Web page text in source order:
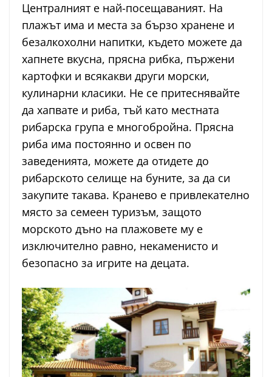
Централният е най-посещаваният. На
плажът има и места за бързо хранене и
безалкохолни напитки, където можете да
хапнете вкусна, прясна рибка, пържени
картофки и всякакви други морски,
кулинарни класики. Не се притеснявайте
да хапвате и риба, тъй като местната
рибарска група е многобройна. Прясна
риба има постоянно и освен по
заведенията, можете да отидете до
рибарското селище на буните, за да си
закупите такава. Кранево е привлекателно
място за семеен туризъм, защото
морското дъно на плажовете му е
изключително равно, некаменисто и
безопасно за игрите на децата.